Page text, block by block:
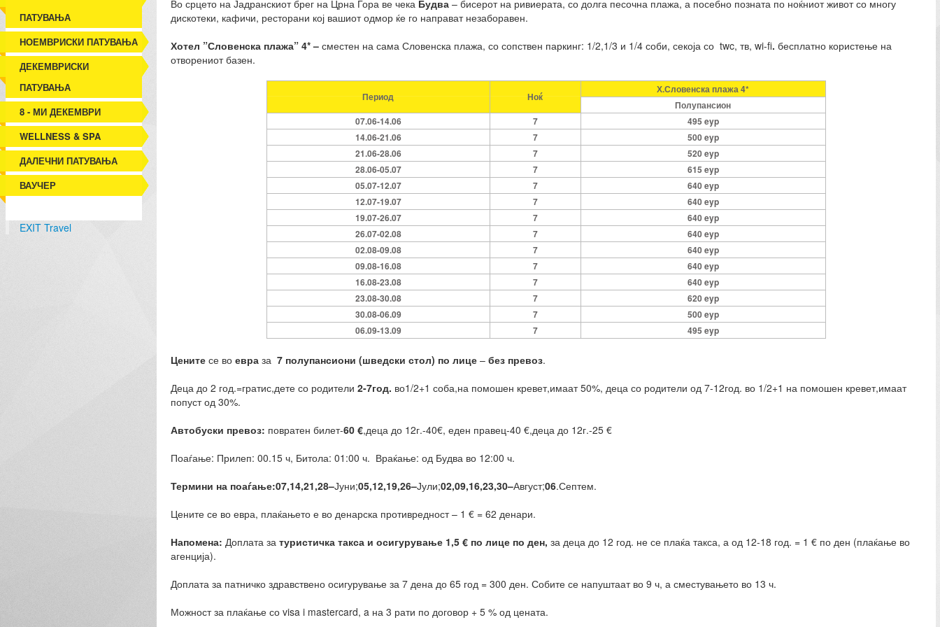
ПАТУВАЊА
НОЕМВРИСКИ ПАТУВАЊА
ДЕКЕМВРИСКИ
ПАТУВАЊА
8 - МИ ДЕКЕМВРИ
WELLNESS & SPA
ДАЛЕЧНИ ПАТУВАЊА
ВАУЧЕР
EXIT Travel
Во срцето на Јадранскиот брег на Црна Гора ве чека Будва – бисерот на ривиерата, со долга песочна плажа, а посебно позната по ноќниот живот со многу
дискотеки, кафичи, ресторани кој вашиот одмор ќе го направат незаборавен.
Хотел ”Словенска плажа” 4* –сместен на сама Словенска плажа, со сопствен паркинг: 1/2,1/3 и 1/4 соби, секоја со twc, тв, wi-fi. бесплатно користење на
отворениот базен.
Период Ноќ
Х.Словенска плажа 4*
Полупансион
07.06-14.06
7
495 eyp
14.06-21.06
7
500 eyp
21.06-28.06
7
520 eyp
28.06-05.07
7
615 eyp
05.07-12.07
7
640 eyp
12.07-19.07
7
640 eyp
19.07-26.07
7
640 eyp
26.07-02.08
7
640 eyp
02.08-09.08
7
640 eyp
09.08-16.08
7
640 eyp
16.08-23.08
7
640 eyp
23.08-30.08
7
620 eyp
30.08-06.09
7
500 eyp
06.09-13.09
7 495 eyp
Цените се во евраза 7 полупансиони (шведски стол) по лице – без превоз.
Деца до 2 год.=гратис,дете со родители 2-7год. во1/2+1 соба,на помошен кревет,имаат 50%, деца со родители од 7-12год. во 1/2+1 на помошен кревет,имаат
попуст од 30%.
Автобуски превоз: повратен билет-60 €,деца до 12г.-40€, еден правец-40 €,деца до 12г.-25 €
Поаѓање: Прилеп: 00.15 ч, Битола: 01:00 ч. Враќање: од Будва во 12:00 ч.
Термини на поаѓање:07,14,21,28–Јуни;05,12,19,26–Јули;02,09,16,23,30–Август;06.Септем.
Цените се во евра, плаќањето е во денарска противредност – 1 € = 62 денари.
Напомена: Доплата за туристичка такса и осигурување 1,5 € по лице по ден, за деца до 12 год. не се плаќа такса, а од 12-18 год. = 1 € по ден (плаќање во
агенција).
Доплата за патничко здравствено осигурување за 7 дена до 65 год = 300 ден. Собите се напуштаат во 9 ч, а сместувањето во 13 ч.
Можност за плаќање со visa i mastercard, a на 3 рати по договор + 5 % од цената.